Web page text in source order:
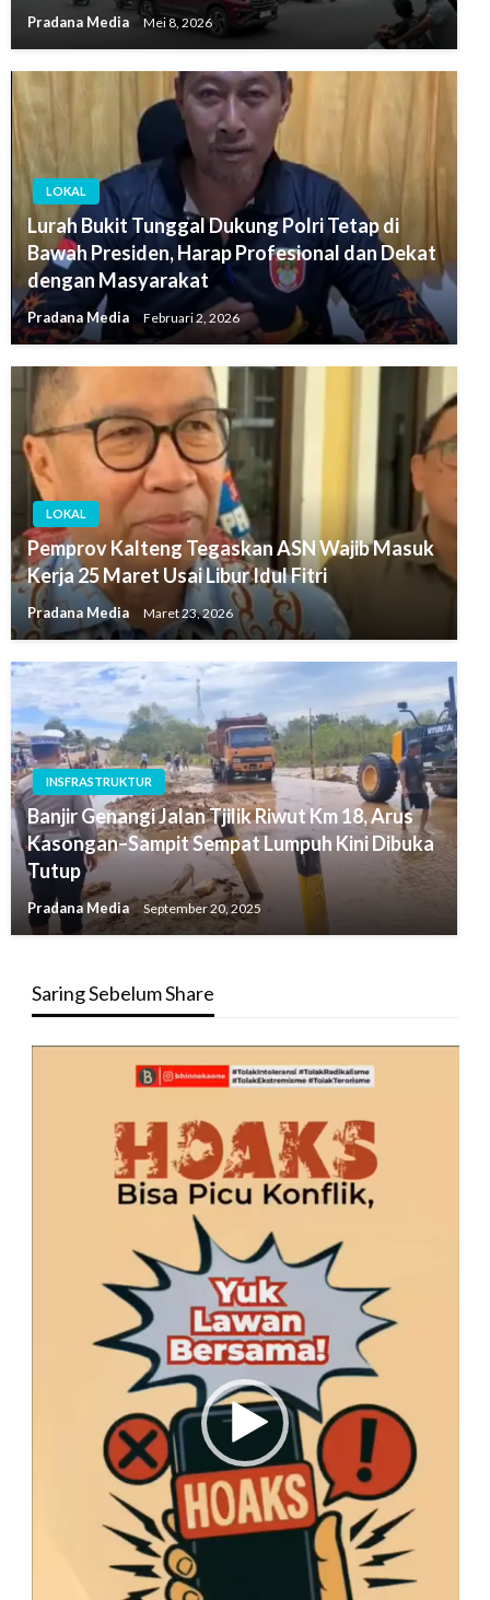
Pradana Media Mei 8, 2026
LOKAL
Lurah Bukit Tunggal Dukung Polri Tetap di
Bawah Presiden, Harap Profesional dan Dekat
dengan Masyarakat
Pradana Media Februari 2, 2026
LOKAL
Pemprov Kalteng Tegaskan ASN Wajib Masuk
Kerja 25 Maret Usai Libur Idul Fitri
Pradana Media Maret 23, 2026
INSFRASTRUKTUR
Banjir Genangi Jalan Tjilik Riwut Km 18, Arus
Kasongan–Sampit Sempat Lumpuh Kini Dibuka
Tutup
Pradana Media September 20, 2025
Saring Sebelum Share